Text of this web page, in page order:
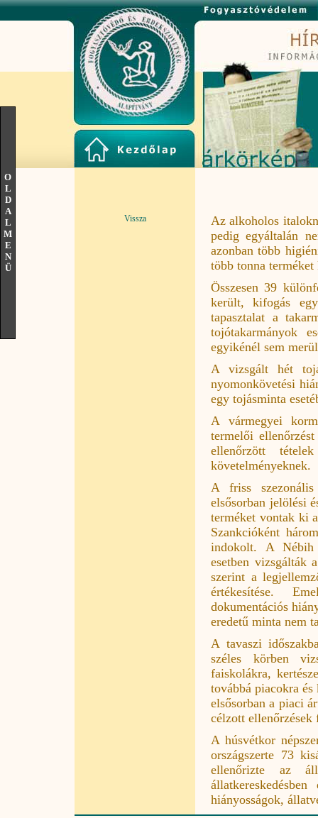
O
L
D
A
L
M
E
N
Ü
Vissza
Az alkoholos
pedig egyáltalán
azonban több
több tonna
Összesen 39
került, kifogás
tapasztalat a
tojótakarmányok
egyikénél sem
A vizsgált hét
nyomonkövetési
egy tojásminta
A vármegyei
termelői
ellenőrzött
követelményeknek.
A friss
elsősorban jelölési
terméket vontak ki
Szankcióként
indokolt. A Nébih
esetben vizsgálták
szerint a
értékesítése.
dokumentációs
eredetű minta nem
A tavaszi
széles körben
faiskolákra,
továbbá piacokra
elsősorban a piaci
célzott ellenőrzések
A húsvétkor
országszerte 73
ellenőrizte az
hiányosságok,